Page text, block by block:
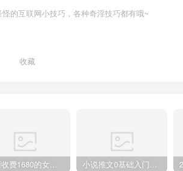
的互联网小技巧，各种奇淫技巧都有哦~
收藏
外面收费1680的女粉项目变现，单人单日收益可达1.7k，全自动成交无需维护 小说推文0基础入门教程，0粉就可做，快速上手